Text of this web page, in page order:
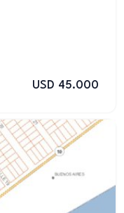
USD 45.000